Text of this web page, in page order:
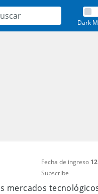
Dark
Fecha de ingreso
Subscribe
mercados